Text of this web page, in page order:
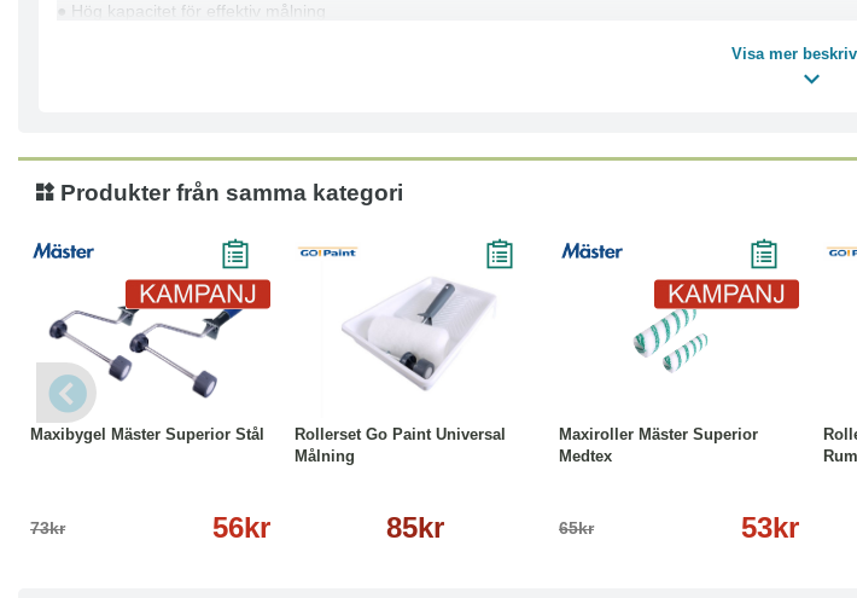
● Hög kapacitet för effektiv målning
● Golv
● Medelstora ytor
Produktinformation:
● Typ: Maxiroller
● Serie: Mäster Standard
● Material: Mint
● Användning: Interiör
Övrigt:
● Utvecklad för effektiv och prisvärd målning
Visa mer
Produkter från samma kategori
Maxibygel Mäster Superior Stål
73kr 56kr
-23% Läs mer
Rollerset Go Paint Universal
Målning
85kr
Läs mer
Maxiroller Mäster Superior
Medtex
65kr 53kr